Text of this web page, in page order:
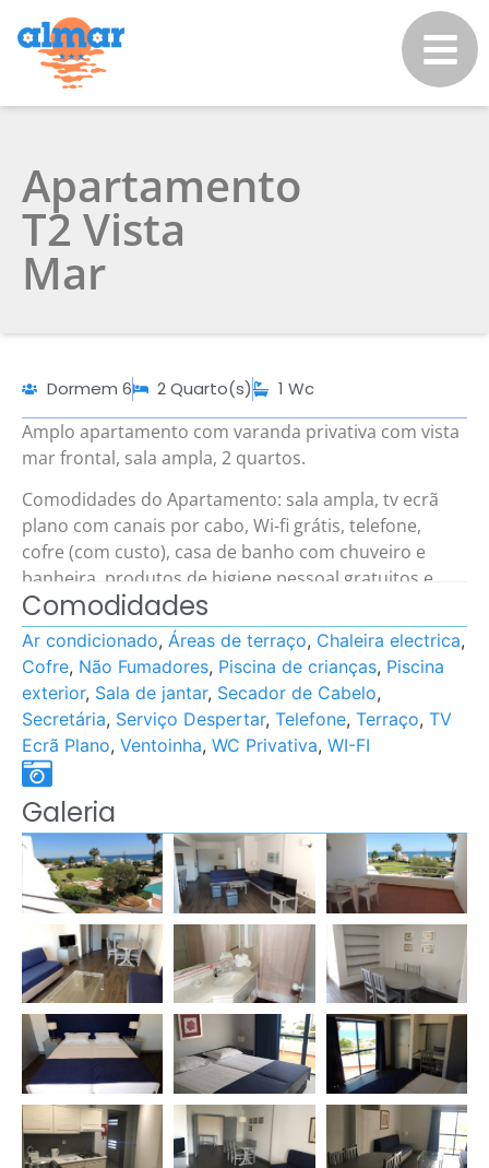
Apartamento
T2 Vista
Mar
Dormem 6 2 Quarto(s) 1 Wc
Amplo apartamento com varanda privativa com vista
mar frontal, sala ampla, 2 quartos.
Comodidades do Apartamento: sala ampla, tv ecrã
plano com canais por cabo, Wi-fi grátis, telefone,
cofre (com custo), casa de banho com chuveiro e
banheira, produtos de higiene pessoal gratuitos e
secador de cabelo, kitchenette totalmente equipada
com Frigorífico, Micro-ondas, torradeira, chaleira ou
máquina de café.
Área do Apartamento: 82 m²
Tipo(s) de Cama(s): 4 individuais convertíveis em
camas de casal 2 camas em sofá-cama.
Comodidades
Ar condicionado, Áreas de terraço, Chaleira electrica,
Cofre, Não Fumadores, Piscina de crianças, Piscina
exterior, Sala de jantar, Secador de Cabelo,
Secretária, Serviço Despertar, Telefone, Terraço, TV
Ecrã Plano, Ventoinha, WC Privativa, WI-FI
Galeria